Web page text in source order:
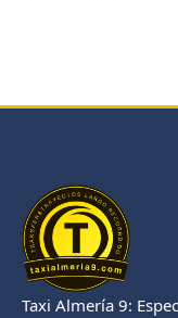
Taxi Almería 9: